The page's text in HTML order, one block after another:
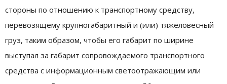
стороны по отношению к транспортному средству,
перевозящему крупногабаритный и (или) тяжеловесный
груз, таким образом, чтобы его габарит по ширине
выступал за габарит сопровождаемого транспортного
средства с информационным светоотражающим или